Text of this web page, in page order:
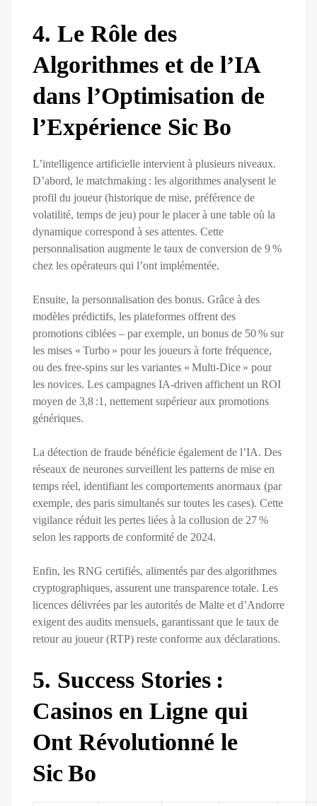
4. Le Rôle des
Algorithmes et de l’IA
dans l’Optimisation de
l’Expérience Sic Bo
L’intelligence artificielle intervient à plusieurs niveaux.
D’abord, le matchmaking : les algorithmes analysent le
profil du joueur (historique de mise, préférence de
volatilité, temps de jeu) pour le placer à une table où la
dynamique correspond à ses attentes. Cette
personnalisation augmente le taux de conversion de 9 %
chez les opérateurs qui l’ont implémentée.
Ensuite, la personnalisation des bonus. Grâce à des
modèles prédictifs, les plateformes offrent des
promotions ciblées – par exemple, un bonus de 50 % sur
les mises « Turbo » pour les joueurs à forte fréquence,
ou des free‑spins sur les variantes « Multi‑Dice » pour
les novices. Les campagnes IA‑driven affichent un ROI
moyen de 3,8 :1, nettement supérieur aux promotions
génériques.
La détection de fraude bénéficie également de l’IA. Des
réseaux de neurones surveillent les patterns de mise en
temps réel, identifiant les comportements anormaux (par
exemple, des paris simultanés sur toutes les cases). Cette
vigilance réduit les pertes liées à la collusion de 27 %
selon les rapports de conformité de 2024.
Enfin, les RNG certifiés, alimentés par des algorithmes
cryptographiques, assurent une transparence totale. Les
licences délivrées par les autorités de Malte et d’Andorre
exigent des audits mensuels, garantissant que le taux de
retour au joueur (RTP) reste conforme aux déclarations.
5. Success Stories :
Casinos en Ligne qui
Ont Révolutionné le
Sic Bo